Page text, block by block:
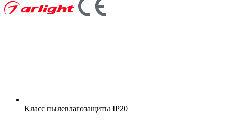
Класс пылевлагозащиты IP20